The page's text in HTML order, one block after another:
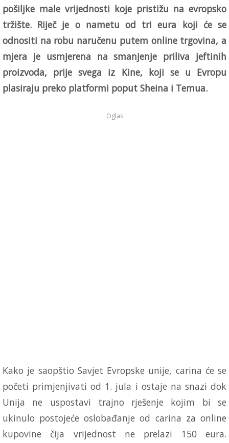
pošiljke male vrijednosti koje pristižu na evropsko
tržište. Riječ je o nametu od tri eura koji će se
odnositi na robu naručenu putem online trgovina, a
mjera je usmjerena na smanjenje priliva jeftinih
proizvoda, prije svega iz Kine, koji se u Evropu
plasiraju preko platformi poput Sheina i Temua.
Oglas
Kako je saopštio Savjet Evropske unije, carina će se
početi primjenjivati od 1. jula i ostaje na snazi dok
Unija ne uspostavi trajno rješenje kojim bi se
ukinulo postojeće oslobađanje od carina za online
kupovine čija vrijednost ne prelazi 150 eura.